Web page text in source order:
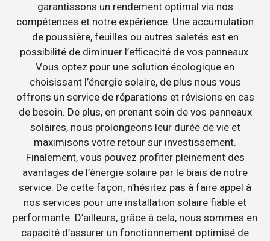
garantissons un rendement optimal via nos
compétences et notre expérience. Une accumulation
de poussière, feuilles ou autres saletés est en
possibilité de diminuer l’efficacité de vos panneaux.
Vous optez pour une solution écologique en
choisissant l’énergie solaire, de plus nous vous
offrons un service de réparations et révisions en cas
de besoin. De plus, en prenant soin de vos panneaux
solaires, nous prolongeons leur durée de vie et
maximisons votre retour sur investissement.
Finalement, vous pouvez profiter pleinement des
avantages de l’énergie solaire par le biais de notre
service. De cette façon, n’hésitez pas à faire appel à
nos services pour une installation solaire fiable et
performante. D’ailleurs, grâce à cela, nous sommes en
capacité d’assurer un fonctionnement optimisé de